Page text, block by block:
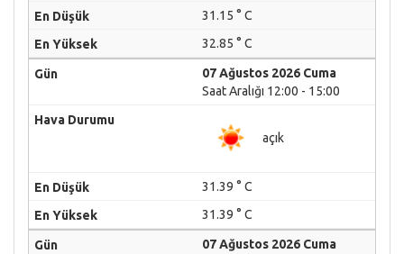
31.15 ° C
32.85 ° C
07 Ağustos 2026 Cuma
Saat Aralığı 12:00 - 15:00
açık
31.39 ° C
31.39 ° C
07 Ağustos 2026 Cuma